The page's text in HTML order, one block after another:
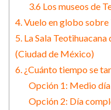
3.6 Los museos de
4. Vuelo en globo
5. La Sala
(Ciudad de México)
6. ¿Cuánto tiempo se
Opción 1: Medio día
Opción 2: Día